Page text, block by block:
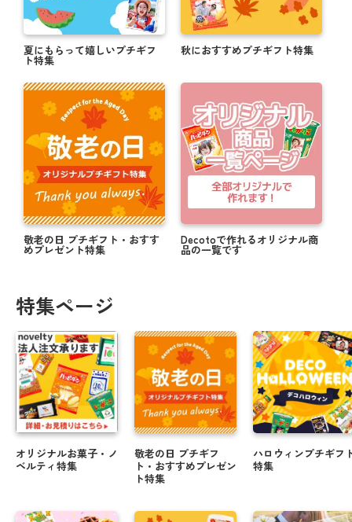
夏にもらって嬉しいプチギフ
ト特集
秋におすすめプチギフト特集
敬老の日 プチギフト・おすす
めプレゼント特集
Decotoで作れるオリジナル商
品の一覧です
特集ページ
オリジナルお菓子・ノ
ベルティ特集
敬老の日 プチギフ
ト・おすすめプレゼン
ト特集
ハロウィンプチギフ
特集